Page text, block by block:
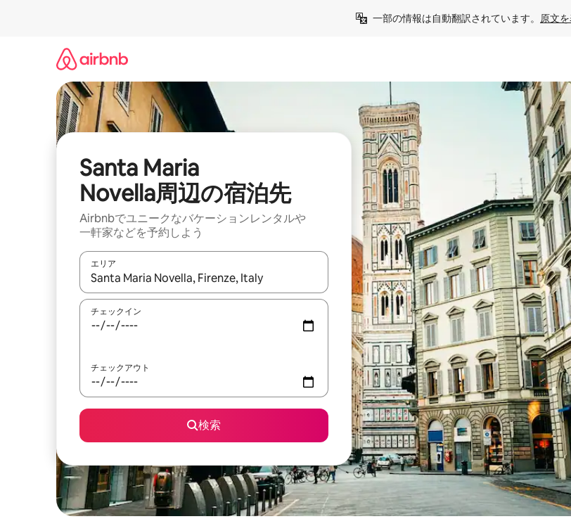
一部の情報は自動翻訳されています。 原文
Santa Maria
Novella⁠周⁠辺⁠の宿⁠泊⁠先
Airbnbでユニークなバ⁠ケ⁠ー⁠シ⁠ョ⁠ンレ⁠ン⁠タ⁠ルや
一⁠軒⁠家な⁠ど⁠を予⁠約⁠し⁠よ⁠う
エリア
検索結果が表示されたら、上下の矢印キーを使って移動するか、画面をタッチまたはスワイプして検索結果
チェックイン
チェックアウト
検索